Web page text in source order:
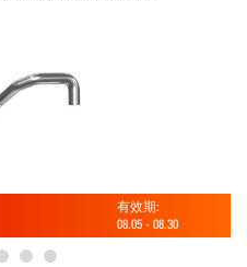
有效期:
08.05 - 08.30